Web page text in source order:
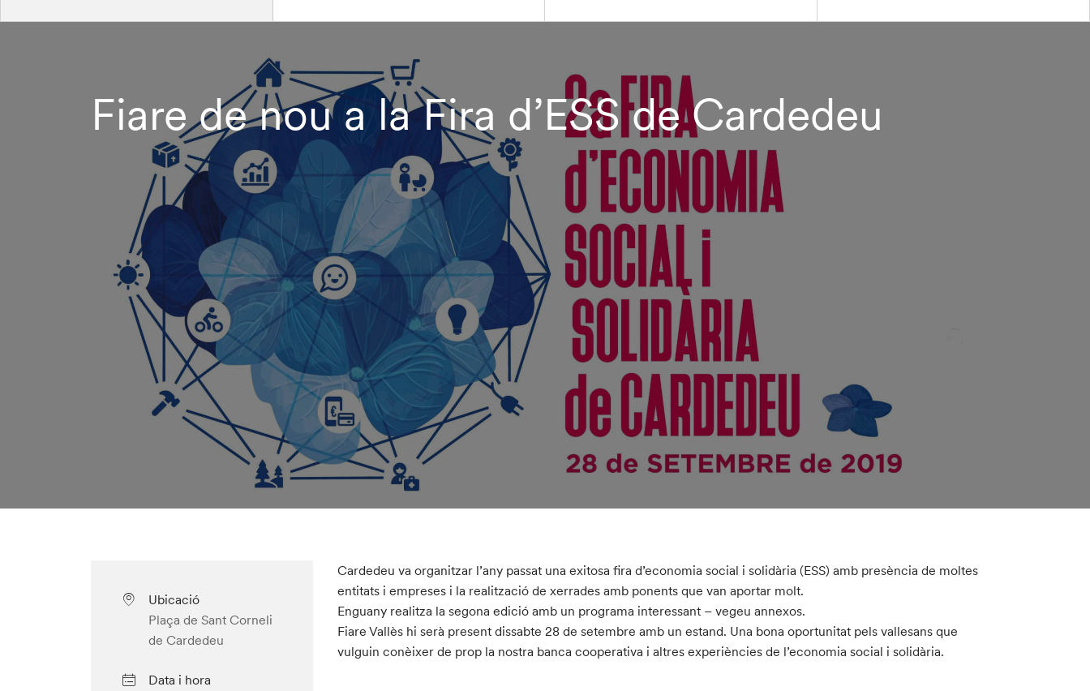
Fiare de nou a la Fira d’ESS de Cardedeu
Ubicació
Plaça de Sant Corneli
de Cardedeu
Data i hora
Cardedeu va organitzar l’any passat una exitosa fira d’economia social i solidària (ESS) amb presència de moltes
entitats i empreses i la realització de xerrades amb ponents que van aportar molt.
Enguany realitza la segona edició amb un programa interessant – vegeu annexos.
Fiare Vallès hi serà present dissabte 28 de setembre amb un estand. Una bona oportunitat pels vallesans que
vulguin conèixer de prop la nostra banca cooperativa i altres experiències de l’economia social i solidària.